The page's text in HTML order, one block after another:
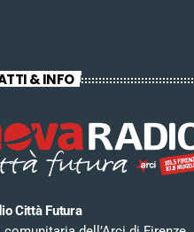
& INFO
Città Futura